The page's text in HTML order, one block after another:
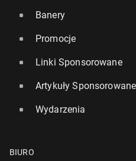
Al Pacino dwu­krot­nie
20 października 2024, 09:00
Ekspert od
jeść kolację
Banery
Promocje
Linki Sponsorowane
Artykuły Sponsorowane
Wydarzenia
BIURO